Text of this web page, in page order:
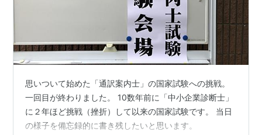
思いついて始めた「通訳案内士」の国家試験への挑戦。
一回目が終わりました。 10数年前に「中小企業診断士」
に２年ほど挑戦（挫折）して以来の国家試験です。 当日
の様子を備忘録的に書き残したいと思います。